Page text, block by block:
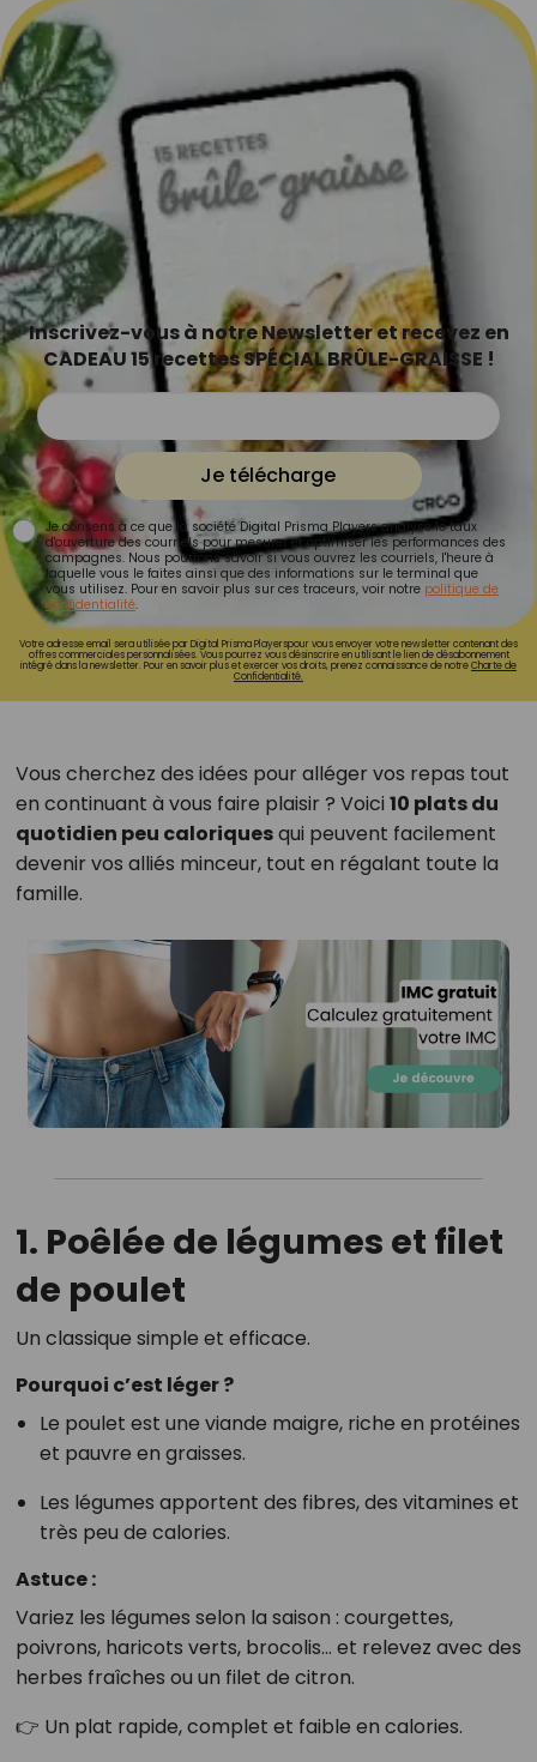
Inscrivez-vous à notre Newsletter et recevez en
CADEAU 15 recettes SPÉCIAL BRÛLE-GRAISSE !
Je télécharge
Je consens à ce que la société Digital Prisma Players analyse le taux
d'ouverture des courriels pour mesurer et optimiser les performances des
campagnes. Nous pourrons savoir si vous ouvrez les courriels, l'heure à
laquelle vous le faites ainsi que des informations sur le terminal que
vous utilisez. Pour en savoir plus sur ces traceurs, voir notre politique de
confidentialité.
Votre adresse email sera utilisée par Digital Prisma Playerspour vous envoyer votre newsletter contenant des
offres commerciales personnalisées. Vous pourrez vous désinscrire en utilisant le lien de désabonnement
intégré dans la newsletter. Pour en savoir plus et exercer vos droits, prenez connaissance de notreCharte de
Confidentialité.
Vous cherchez des idées pour alléger vos repas tout
en continuant à vous faire plaisir ? Voici 10 plats du
quotidien peu caloriquesqui peuvent facilement
devenir vos alliés minceur, tout en régalant toute la
famille.
1. Poêlée de légumes et filet
de poulet
Un classique simple et efficace.
Pourquoi c’est léger ?
Le poulet est une viande maigre, riche en protéines
et pauvre en graisses.
Les légumes apportent des fibres, des vitamines et
très peu de calories.
Astuce :
Variez les légumes selon la saison : courgettes,
poivrons, haricots verts, brocolis… et relevez avec des
herbes fraîches ou un filet de citron.
👉 Un plat rapide, complet et faible en calories.